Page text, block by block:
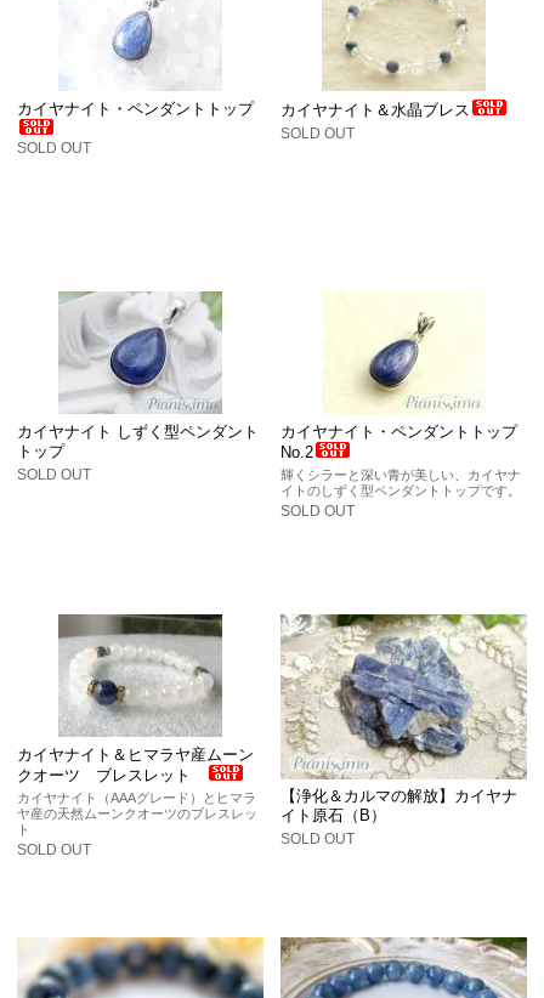
カイヤナイト・ペンダントトップ
SOLD OUT
カイヤナイト＆水晶ブレス
SOLD OUT
カイヤナイト しずく型ペンダント
トップ
SOLD OUT
カイヤナイト・ペンダントトップ
No.2
輝くシラーと深い青が美しい、カイヤナ
イトのしずく型ペンダントトップです。
SOLD OUT
カイヤナイト＆ヒマラヤ産ムーン
クオーツ ブレスレット
カイヤナイト（AAAグレード）とヒマラ
ヤ産の天然ムーンクオーツのブレスレッ
ト
SOLD OUT
【浄化＆カルマの解放】カイヤナ
イト原石（B）
SOLD OUT